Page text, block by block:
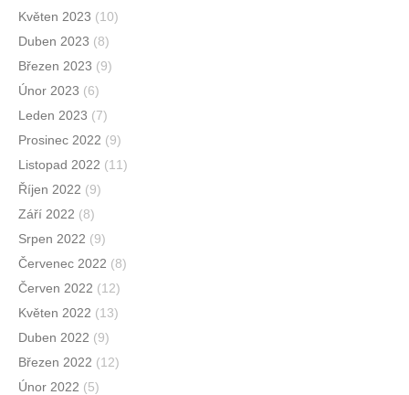
Květen 2023 (10)
Duben 2023 (8)
Březen 2023 (9)
Únor 2023 (6)
Leden 2023 (7)
Prosinec 2022 (9)
Listopad 2022 (11)
Říjen 2022 (9)
Září 2022 (8)
Srpen 2022 (9)
Červenec 2022 (8)
Červen 2022 (12)
Květen 2022 (13)
Duben 2022 (9)
Březen 2022 (12)
Únor 2022 (5)